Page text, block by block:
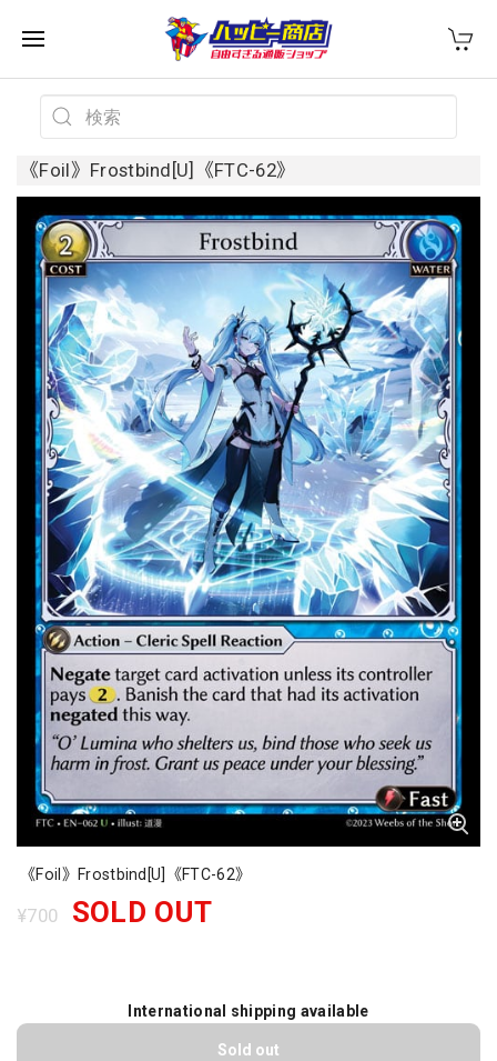
《Foil》Frostbind[U]《FTC-62》
《Foil》Frostbind[U]《FTC-62》
¥700 SOLD OUT
International shipping available
Sold out